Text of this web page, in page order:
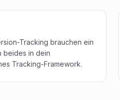
Tracking brauchen ein
beides in dein
Tracking-Framework.